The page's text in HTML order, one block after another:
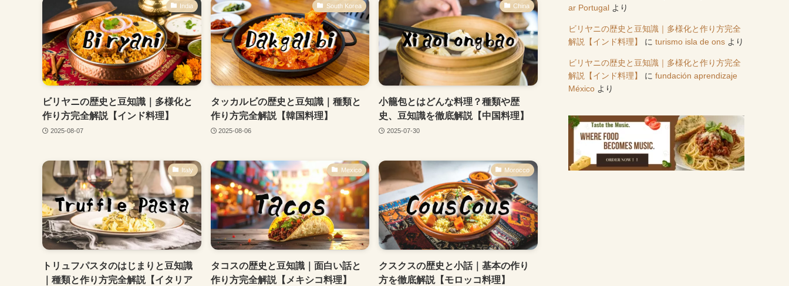
India
ビリヤニの歴史と豆知識｜多様化と
作り方完全解説【インド料理】
2025-08-07
South Korea
タッカルビの歴史と豆知識｜種類と
作り方完全解説【韓国料理】
2025-08-06
China
小籠包とはどんな料理？種類や歴
史、豆知識を徹底解説【中国料理】
2025-07-30
Italy
トリュフパスタのはじまりと豆知識
｜種類と作り方完全解説【イタリア
Mexico
タコスの歴史と豆知識｜面白い話と
作り方完全解説【メキシコ料理】
Morocco
クスクスの歴史と小話｜基本の作り
方を徹底解説【モロッコ料理】
ar Portugal より
ビリヤニの歴史と豆知識｜多様化と作り方完全
解説【インド料理】
に turismo isla de ons より
ビリヤニの歴史と豆知識｜多様化と作り方完全
解説【インド料理】
に fundación aprendizaje
México より